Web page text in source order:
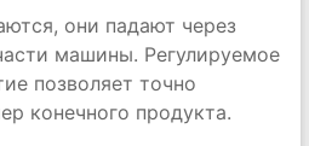
они падают через
машины. Регулируемое
позволяет точно
конечного продукта.